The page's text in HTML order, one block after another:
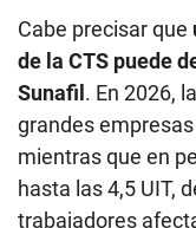
Cabe precisar que
de la CTS puede
Sunafil . En 2026,
grandes
mientras que en
hasta las 4,5 UIT,
trabajadores